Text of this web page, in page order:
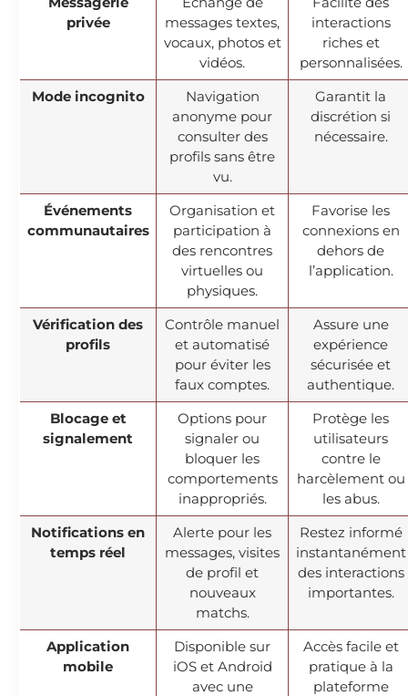
privée
messages textes,
vocaux, photos et
vidéos.
interactions
riches et
personnalisées.
Mode incognito
Navigation
anonyme pour
consulter des
profils sans être
vu.
Garantit la
discrétion si
nécessaire.
Événements
communautaires
Organisation et
participation à
des rencontres
virtuelles ou
physiques.
Favorise les
connexions en
dehors de
l’application.
Vérification des
profils
Contrôle manuel
et automatisé
pour éviter les
faux comptes.
Assure une
expérience
sécurisée et
authentique.
Blocage et
signalement
Options pour
signaler ou
bloquer les
comportements
inappropriés.
Protège les
utilisateurs
contre le
harcèlement ou
les abus.
Notifications en
temps réel
Alerte pour les
messages, visites
de profil et
nouveaux
matchs.
Restez informé
instantanément
des interactions
importantes.
Application
mobile
Disponible sur
iOS et Android
avec une
Accès facile et
pratique à la
plateforme